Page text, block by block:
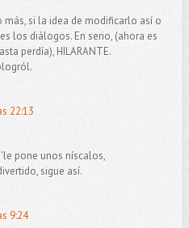
más, si la idea de modificarlo así o
los diálogos. En serio, (ahora es
perdía), HILARANTE.
22:13
pone unos níscalos,
sigue así.
9:24